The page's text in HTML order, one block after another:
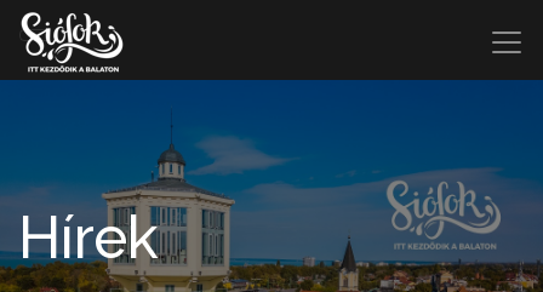
Hírek